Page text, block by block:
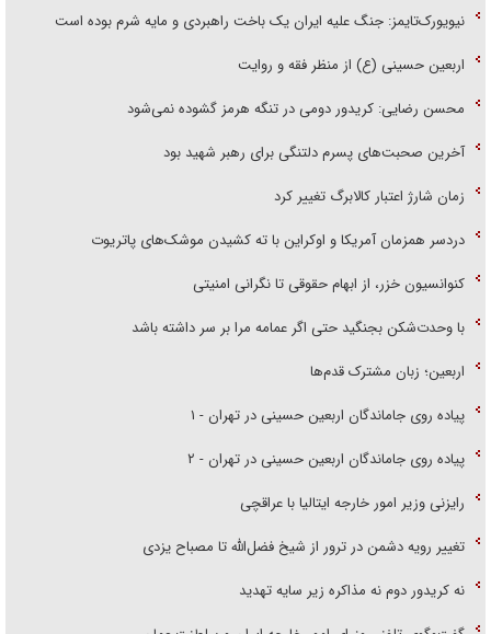
نیویورک‌تایمز: جنگ علیه ایران یک باخت راهبردی و مایه شرم بوده است
اربعین حسینی (ع) از منظر فقه و روایت
محسن رضایی: کریدور دومی در تنگه هرمز گشوده نمی‌شود
آخرین صحبت‌های پسرم دلتنگی برای رهبر شهید بود
زمان شارژ اعتبار کالابرگ تغییر کرد
دردسر همزمان آمریکا و اوکراین با ته کشیدن موشک‌های پاتریوت
کنوانسیون خزر، از ابهام حقوقی تا نگرانی امنیتی
با وحدت‌شکن بجنگید حتی اگر عمامه مرا بر سر داشته باشد
اربعین؛ زبان مشترک قدم‌ها
پیاده روی جاماندگان اربعین حسینی در تهران - ۱
پیاده روی جاماندگان اربعین حسینی در تهران - ۲
رایزنی وزیر امور خارجه ایتالیا با عراقچی
تغییر رویه دشمن در ترور از شیخ فضل‌الله تا مصباح یزدی
نه کریدور دوم نه مذاکره زیر سایه تهدید